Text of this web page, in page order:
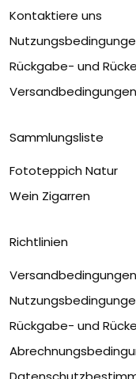
Kontaktiere uns
Rückgabe- und
Versandbedingungen
Sammlungsliste
Fototeppich Natur
Wein Zigarren
Richtlinien
Versandbedingungen
Rückgabe- und